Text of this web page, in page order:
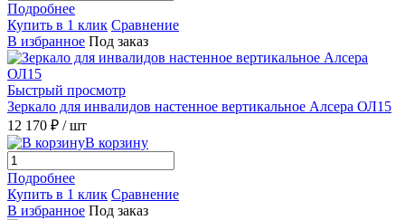
Подробнее
Купить в 1 клик Сравнение
В избранное Под заказ
Быстрый просмотр
Зеркало для инвалидов настенное вертикальное Алсера ОЛ15
12 170 ₽ / шт
В корзину
Подробнее
Купить в 1 клик Сравнение
В избранное Под заказ